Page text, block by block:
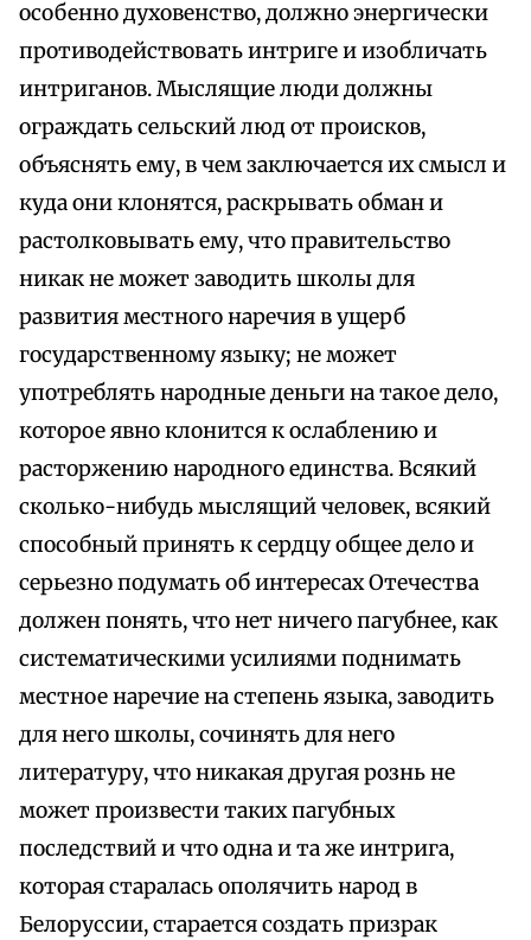
особенно духовенство, должно энергически
противодействовать интриге и изобличать
интриганов. Мыслящие люди должны
ограждать сельский люд от происков,
объяснять ему, в чем заключается их смысл и
куда они клонятся, раскрывать обман и
растолковывать ему, что правительство
никак не может заводить школы для
развития местного наречия в ущерб
государственному языку; не может
употреблять народные деньги на такое дело,
которое явно клонится к ослаблению и
расторжению народного единства. Всякий
сколько-нибудь мыслящий человек, всякий
способный принять к сердцу общее дело и
серьезно подумать об интересах Отечества
должен понять, что нет ничего пагубнее, как
систематическими усилиями поднимать
местное наречие на степень языка, заводить
для него школы, сочинять для него
литературу, что никакая другая рознь не
может произвести таких пагубных
последствий и что одна и та же интрига,
которая старалась ополячить народ в
Белоруссии, старается создать призрак